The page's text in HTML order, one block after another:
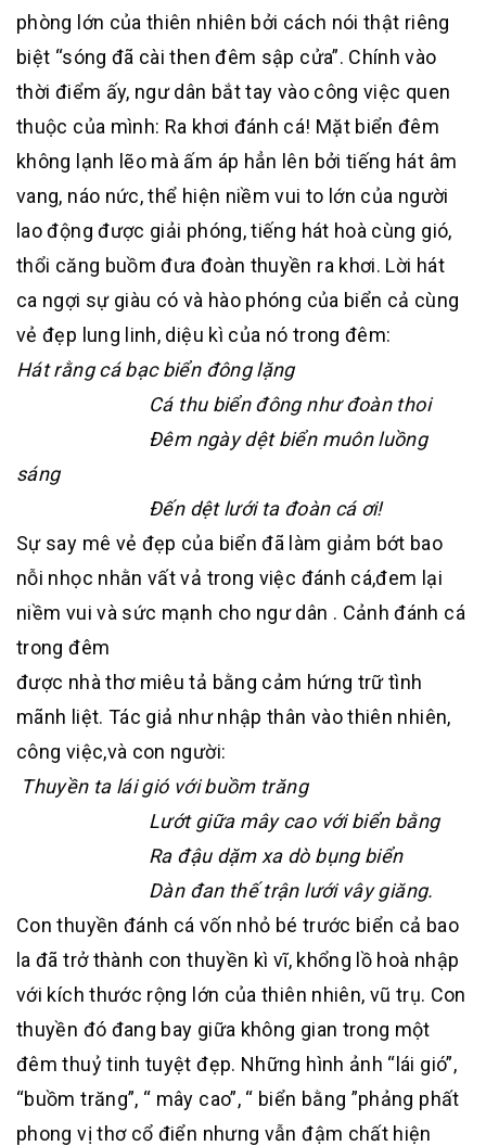
phòng lớn của thiên nhiên bởi cách nói thật riêng
biệt “sóng đã cài then đêm sập cửa”. Chính vào
thời điểm ấy, ngư dân bắt tay vào công việc quen
thuộc của mình: Ra khơi đánh cá! Mặt biển đêm
không lạnh lẽo mà ấm áp hẳn lên bởi tiếng hát âm
vang, náo nức, thể hiện niềm vui to lớn của người
lao động được giải phóng, tiếng hát hoà cùng gió,
thổi căng buồm đưa đoàn thuyền ra khơi. Lời hát
ca ngợi sự giàu có và hào phóng của biển cả cùng
vẻ đẹp lung linh, diệu kì của nó trong đêm:
Hát rằng cá bạc biển đông lặng
Cá thu biển đông như đoàn thoi
Đêm ngày dệt biển muôn luồng
sáng
Đến dệt lưới ta đoàn cá ơi!
Sự say mê vẻ đẹp của biển đã làm giảm bớt bao
nỗi nhọc nhằn vất vả trong việc đánh cá,đem lại
niềm vui và sức mạnh cho ngư dân . Cảnh đánh cá
trong đêm
được nhà thơ miêu tả bằng cảm hứng trữ tình
mãnh liệt. Tác giả như nhập thân vào thiên nhiên,
công việc,và con người:
Thuyền ta lái gió với buồm trăng
Lướt giữa mây cao với biển bằng
Ra đậu dặm xa dò bụng biển
Dàn đan thế trận lưới vây giăng.
Con thuyền đánh cá vốn nhỏ bé trước biển cả bao
la đã trở thành con thuyền kì vĩ, khổng lồ hoà nhập
với kích thước rộng lớn của thiên nhiên, vũ trụ. Con
thuyền đó đang bay giữa không gian trong một
đêm thuỷ tinh tuyệt đẹp. Những hình ảnh “lái gió”,
“buồm trăng”, “ mây cao”, “ biển bằng ”phảng phất
phong vị thơ cổ điển nhưng vẫn đậm chất hiện